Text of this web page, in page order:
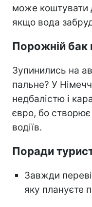
може коштувати
якщо вода
Порожній бак
Зупинились на
пальне? У
недбалістю і
євро, бо
водіїв.
Поради
Завжди
яку плануєте